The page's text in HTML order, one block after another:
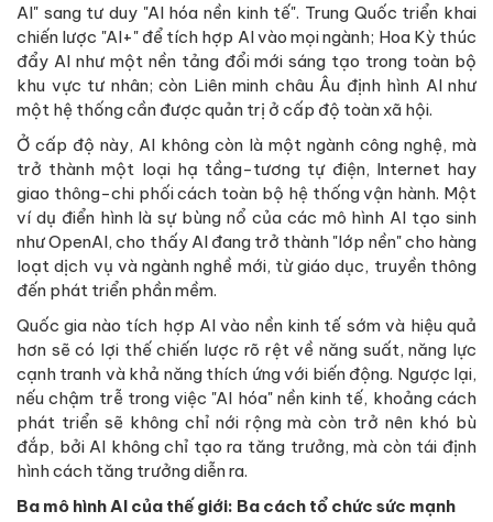
AI" sang tư duy "AI hóa nền kinh tế". Trung Quốc triển khai
chiến lược "AI+" để tích hợp AI vào mọi ngành; Hoa Kỳ thúc
đẩy AI như một nền tảng đổi mới sáng tạo trong toàn bộ
khu vực tư nhân; còn Liên minh châu Âu định hình AI như
một hệ thống cần được quản trị ở cấp độ toàn xã hội.
Ở cấp độ này, AI không còn là một ngành công nghệ, mà
trở thành một loại hạ tầng-tương tự điện, Internet hay
giao thông-chi phối cách toàn bộ hệ thống vận hành. Một
ví dụ điển hình là sự bùng nổ của các mô hình AI tạo sinh
như OpenAI, cho thấy AI đang trở thành "lớp nền" cho hàng
loạt dịch vụ và ngành nghề mới, từ giáo dục, truyền thông
đến phát triển phần mềm.
Quốc gia nào tích hợp AI vào nền kinh tế sớm và hiệu quả
hơn sẽ có lợi thế chiến lược rõ rệt về năng suất, năng lực
cạnh tranh và khả năng thích ứng với biến động. Ngược lại,
nếu chậm trễ trong việc "AI hóa" nền kinh tế, khoảng cách
phát triển sẽ không chỉ nới rộng mà còn trở nên khó bù
đắp, bởi AI không chỉ tạo ra tăng trưởng, mà còn tái định
hình cách tăng trưởng diễn ra.
Ba mô hình AI của thế giới: Ba cách tổ chức sức mạnh